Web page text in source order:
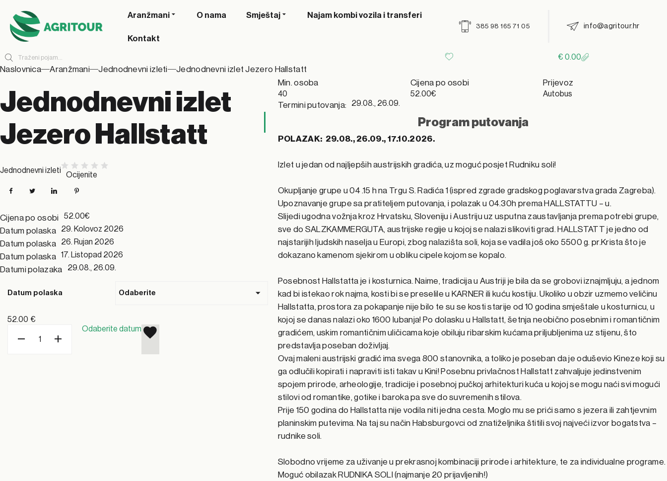
Aranžmani O nama Smještaj Najam kombi vozila i transferi
Kontakt
385 98 165 71 05 info@agritour.hr
€ 0.00
Naslovnica Aranžmani Jednodnevni izleti Jednodnevni izlet Jezero Hallstatt
Jednodnevni izlet
Jezero Hallstatt
Jednodnevni izleti
Ocijenite
FacebookTwitter LinkedIn
Cijena po osobi 52.00€
Datum polaska 29. Kolovoz 2026
Datum polaska 26. Rujan 2026
Datum polaska 17. Listopad 2026
Datumi polazaka 29.08., 26.09.
Datum polaska
€
52.00
Odaberite datum
Min. osoba
40
Cijena po osobi
52.00€
Prijevoz
Autobus
Termini putovanja: 29.08., 26.09.
Program putovanja
POLAZAK: 29.08., 26.09., 17.10.2026.
Izlet u jedan od najljepših austrijskih gradića, uz moguć posjet Rudniku soli!
Okupljanje grupe u 04 .15 h na Trgu S. Radića 1 (ispred zgrade gradskog poglavarstva grada Zagreba).
Upoznavanje grupe sa pratiteljem putovanja, i polazak u 04.30h prema HALLSTATTU – u.
Slijedi ugodna vožnja kroz Hrvatsku, Sloveniju i Austriju uz usputna zaustavljanja prema potrebi grupe,
sve do SALZKAMMERGUTA, austrijske regije u kojoj se nalazi slikoviti grad. HALLSTATT je jedno od
najstarijih ljudskih naselja u Europi, zbog nalazišta soli, koja se vadila još oko 5500 g. pr.Krista što je
dokazano kamenom sjekirom u obliku cipele kojom se kopalo.
Posebnost Hallstatta je i kosturnica. Naime, tradicija u Austriji je bila da se grobovi iznajmljuju, a jednom
kad bi istekao rok najma, kosti bi se preselile u KARNER ili kuću kostiju. Ukoliko u obzir uzmemo veličinu
Hallstatta, prostora za pokapanje nije bilo te su se kosti starije od 10 godina smještale u kosturnicu, u
kojoj se danas nalazi oko 1600 lubanja! Po dolasku u Hallstatt, šetnja neobično posebnim i romantičnim
gradićem, uskim romantičnim uličicama koje obiluju ribarskim kućama priljubljenima uz stijenu, što
predstavlja poseban doživljaj.
Ovaj maleni austrijski gradić ima svega 800 stanovnika, a toliko je poseban da je oduševio Kineze koji su
ga odlučili kopirati i napraviti isti takav u Kini! Posebnu privlačnost Hallstatt zahvaljuje jedinstvenim
spojem prirode, arheologije, tradicije i posebnoj pučkoj arhitekturi kuća u kojoj se mogu naći svi mogući
stilovi od romantike, gotike i baroka pa sve do suvremenih stilova.
Prije 150 godina do Hallstatta nije vodila niti jedna cesta. Moglo mu se prići samo s jezera ili zahtjevnim
planinskim putevima. Na taj su način Habsburgovci od znatiželjnika štitili svoj najveći izvor bogatstva –
rudnike soli.
Slobodno vrijeme za uživanje u prekrasnoj kombinaciji prirode i arhitekture, te za individualne programe.
Moguć obilazak RUDNIKA SOLI (najmanje 20 prijavljenih!)